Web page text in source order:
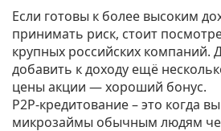
Если готовы к более высоким
принимать риск, стоит
крупных российских компаний.
добавить к доходу ещё
цены акции — хороший бонус.
P2P‑кредитование – это когда
микрозаймы обычным людям